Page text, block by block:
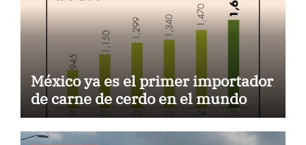
México ya es el primer importador
de carne de cerdo en el mundo